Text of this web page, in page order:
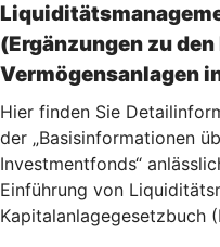
(Ergänzungen zu
Vermögensanlagen
Hier finden Sie
der „Basisinformationen
Investmentfonds“
Einführung von
Kapitalanlagegesetzbuch